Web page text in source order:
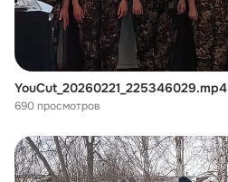
YouCut_20260221_225346029.mp4
690 просмотров